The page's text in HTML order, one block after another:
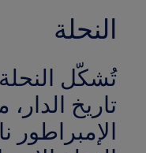
النحلة
تُشكّل
تاريخ
الإمبراطور